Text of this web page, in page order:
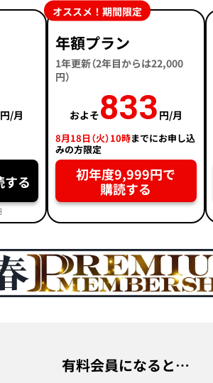
円/月
る
年額プラン
1年更新（2年目からは22,000
円）
およそ833 円/月
8月18日（火）10時までにお申し込
みの方限定
初年度9,999円で
購読する
オススメ！期間限定
有料会員になると…